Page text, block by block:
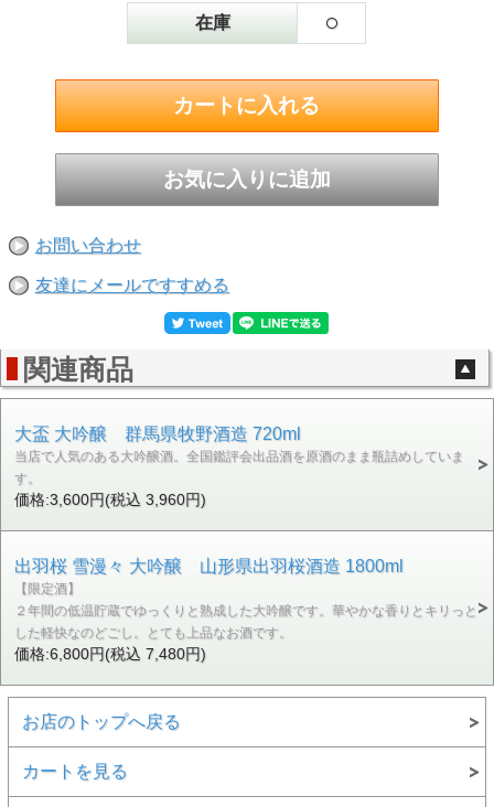
在庫 ○
お問い合わせ
友達にメールですすめる
関連商品
大盃 大吟醸 群馬県牧野酒造 720ml
当店で人気のある大吟醸酒。全国鑑評会出品酒を原酒のまま瓶詰めしていま
す。
価格:3,600円(税込 3,960円)
出羽桜 雪漫々 大吟醸 山形県出羽桜酒造 1800ml
【限定酒】
２年間の低温貯蔵でゆっくりと熟成した大吟醸です。華やかな香りとキリっと
した軽快なのどごし。とても上品なお酒です。
価格:6,800円(税込 7,480円)
お店のトップへ戻る
カートを見る